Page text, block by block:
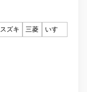
スズキ 三菱
いすゞ